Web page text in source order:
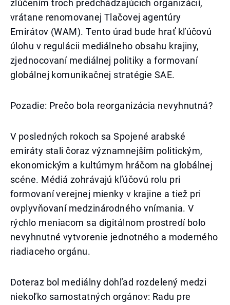
zlúčením troch predchádzajúcich organizácií,
vrátane renomovanej Tlačovej agentúry
Emirátov (WAM). Tento úrad bude hrať kľúčovú
úlohu v regulácii mediálneho obsahu krajiny,
zjednocovaní mediálnej politiky a formovaní
globálnej komunikačnej stratégie SAE.
Pozadie: Prečo bola reorganizácia nevyhnutná?
V posledných rokoch sa Spojené arabské
emiráty stali čoraz významnejším politickým,
ekonomickým a kultúrnym hráčom na globálnej
scéne. Médiá zohrávajú kľúčovú rolu pri
formovaní verejnej mienky v krajine a tiež pri
ovplyvňovaní medzinárodného vnímania. V
rýchlo meniacom sa digitálnom prostredí bolo
nevyhnutné vytvorenie jednotného a moderného
riadiaceho orgánu.
Doteraz bol mediálny dohľad rozdelený medzi
niekoľko samostatných orgánov: Radu pre